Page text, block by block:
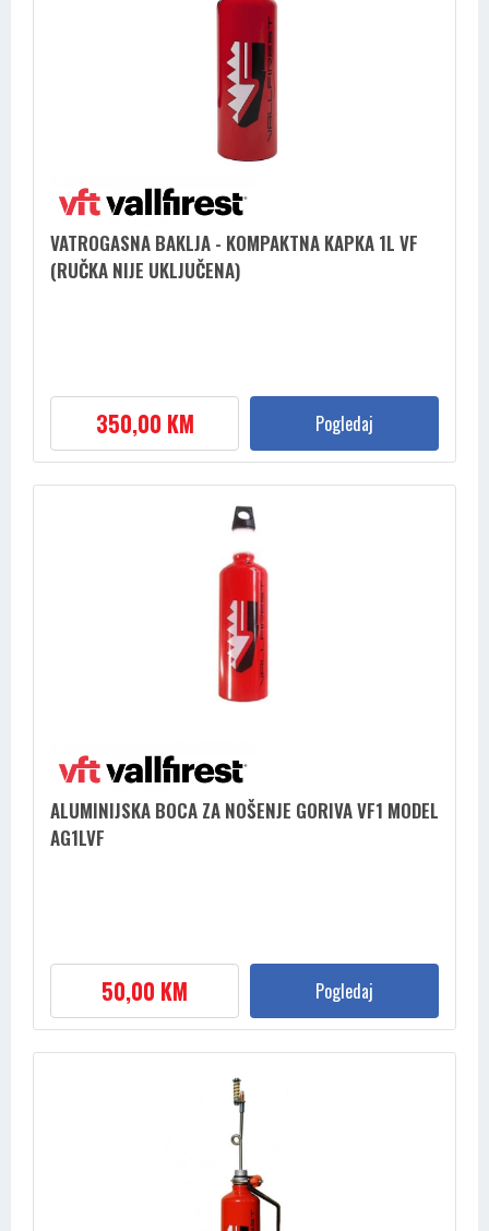
VATROGASNA BAKLJA - KOMPAKTNA KAPKA 1L VF
(RUČKA NIJE UKLJUČENA)
350,00 KM Pogledaj
ALUMINIJSKA BOCA ZA NOŠENJE GORIVA VF1 MODEL
AG1LVF
50,00 KM Pogledaj